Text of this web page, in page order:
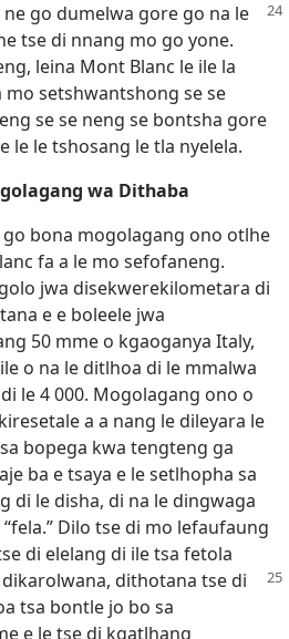
go dumelwa gore go na le
tse di nnang mo go yone.
leina Mont Blanc le ile la
setshwantshong se se
se se neng se bontsha gore
le le tshosang le tla nyelela.
wa Dithaba
bona mogolagang ono otlhe
fa a le mo sefofaneng.
jwa disekwerekilometara di
e e boleele jwa
50 mme o kgaoganya Italy,
o na le ditlhoa di le mmalwa
le 4 000. Mogolagang ono o
a a nang le dileyara le
bopega kwa tengteng ga
ba e tsaya e le setlhopha sa
di le disha, di na le dingwaga
Dilo tse di mo lefaufaung
di elelang di ile tsa fetola
dithotana tse di
tsa bontle jo bo sa
e le tse di kgatlhang